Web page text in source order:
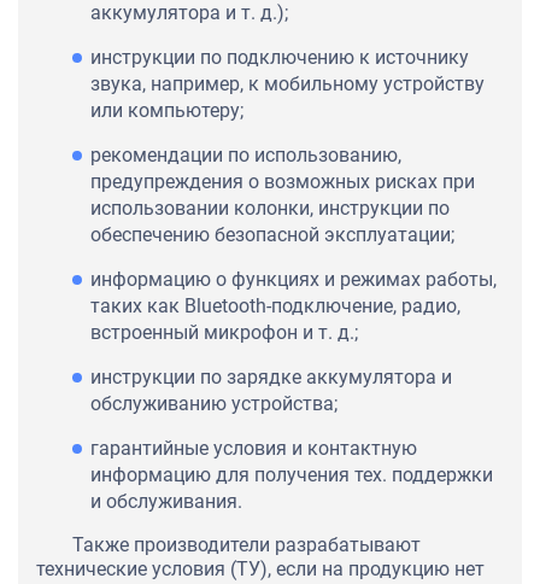
аккумулятора и т. д.);
инструкции по подключению к источнику
звука, например, к мобильному устройству
или компьютеру;
рекомендации по использованию,
предупреждения о возможных рисках при
использовании колонки, инструкции по
обеспечению безопасной эксплуатации;
информацию о функциях и режимах работы,
таких как Bluetooth-подключение, радио,
встроенный микрофон и т. д.;
инструкции по зарядке аккумулятора и
обслуживанию устройства;
гарантийные условия и контактную
информацию для получения тех. поддержки
и обслуживания.
Также производители разрабатывают
технические условия (ТУ), если на продукцию нет